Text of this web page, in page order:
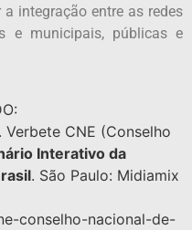
integração entre as redes
e municipais, públicas e
Verbete CNE (Conselho
Interativo da
. São Paulo: Midiamix
conselho-nacional-de-